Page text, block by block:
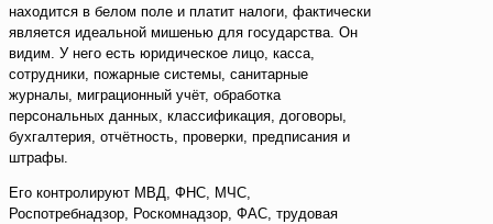
находится в белом поле и платит налоги, фактически
является идеальной мишенью для государства. Он
видим. У него есть юридическое лицо, касса,
сотрудники, пожарные системы, санитарные
журналы, миграционный учёт, обработка
персональных данных, классификация, договоры,
бухгалтерия, отчётность, проверки, предписания и
штрафы.
Его контролируют МВД, ФНС, МЧС,
Роспотребнадзор, Роскомнадзор, ФАС, трудовая